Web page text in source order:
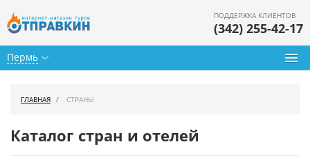
Пермь
ПОДДЕРЖКА КЛИЕНТОВ
(342) 255-42-17
ГЛАВНАЯ СТРАНЫ
Каталог стран и отелей